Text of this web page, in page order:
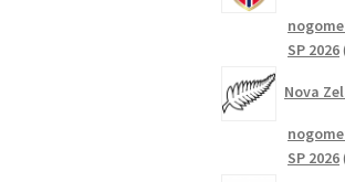
SP 2026
Nova
SP 2026